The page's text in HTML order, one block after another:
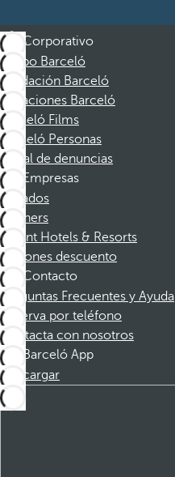
Corporativo
Grupo Barceló
Fundación Barceló
Vacaciones Barceló
Barceló Films
Barceló Personas
Canal de denuncias
Empresas
Afiliados
Partners
Dorint Hotels & Resorts
Cupones descuento
Contacto
Preguntas Frecuentes y Ayuda
Reserva por teléfono
Contacta con nosotros
Barceló App
Descargar